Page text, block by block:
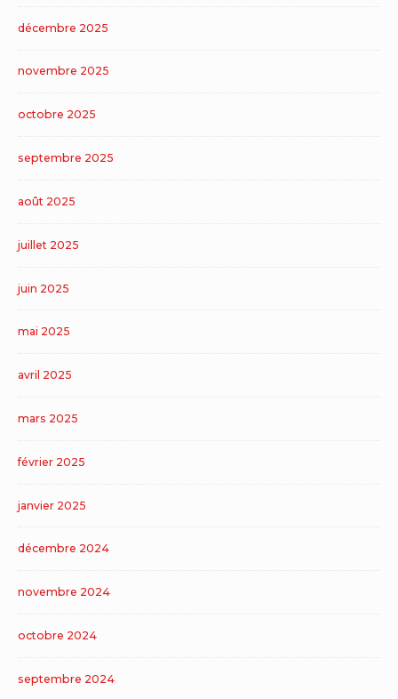
décembre 2025
novembre 2025
octobre 2025
septembre 2025
août 2025
juillet 2025
juin 2025
mai 2025
avril 2025
mars 2025
février 2025
janvier 2025
décembre 2024
novembre 2024
octobre 2024
septembre 2024